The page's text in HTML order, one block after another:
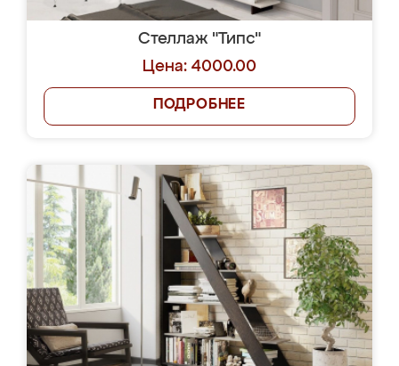
Стеллаж "Типс"
Цена: 4000.00
ПОДРОБНЕЕ